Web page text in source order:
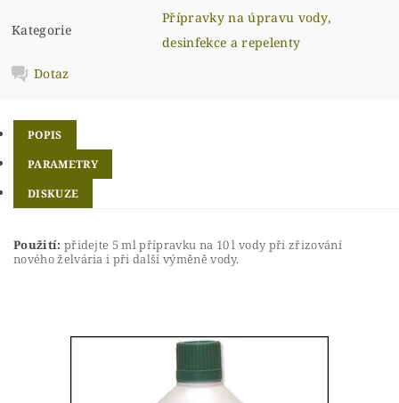
Kategorie
Přípravky na úpravu vody,
desinfekce a repelenty
Dotaz
POPIS
PARAMETRY
DISKUZE
Použití: přidejte 5 ml přípravku na 10 l vody při zřizování
nového želvária i při další výměně vody.